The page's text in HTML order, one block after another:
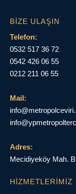
BIZE ULAŞIN
Telefon:
0532 517 36 72
0542 426 06 55
0212 211 06 55
Mail:
Adres:
Mecidiyeköy Mah.
HIZMETLERIMIZ